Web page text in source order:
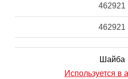
462921
462921
Шайба
Используется в